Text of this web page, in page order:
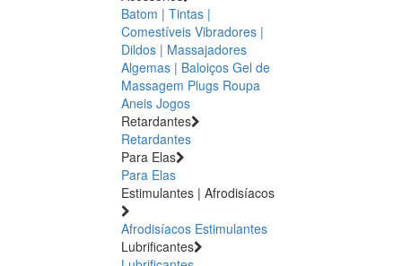
Batom | Tintas |
Comestíveis Vibradores |
Dildos | Massajadores
Algemas | Baloiços Gel de
Massagem Plugs Roupa
Aneis Jogos
Retardantes
Retardantes
Para Elas
Para Elas
Estimulantes | Afrodisíacos
Afrodisíacos Estimulantes
Lubrificantes